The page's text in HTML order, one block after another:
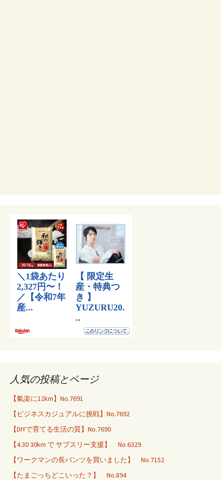
人気の投稿とページ
【氣楽に12km】No.7691
【ビジネスカジュアルに挑戦】No.7692
【DIYで育てる生活の質】No.7690
【4:30 30km で サブスリー支援】 No.6329
【ワークマンの長パンツを買いました】 No.7152
【たまごっちどこいった？】 No.894